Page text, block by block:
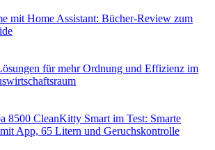
mit Home Assistant: Bücher-Review zum
für mehr Ordnung und Effizienz im
8500 CleanKitty Smart im Test: Smarte
App, 65 Litern und Geruchskontrolle